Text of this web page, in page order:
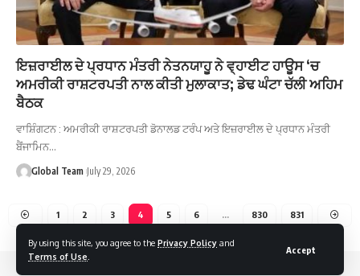
By using this site, you agree to the Privacy Policy and
Terms of Use
Accept
ਇਜ਼ਰਾਈਲ ਦੇ ਪ੍ਰਧਾਨ ਮੰਤਰੀ ਨੇਤਨਯਾਹੂ ਨੇ ਵ੍ਹਾਈਟ ਹਾਊਸ ‘ਚ
ਅਮਰੀਕੀ ਰਾਸ਼ਟਰਪਤੀ ਨਾਲ ਕੀਤੀ ਮੁਲਾਕਾਤ; ਡੇਢ ਘੰਟਾ ਚੱਲੀ ਅਹਿਮ
ਬੈਠਕ
ਵਾਸ਼ਿੰਗਟਨ : ਅਮਰੀਕੀ ਰਾਸ਼ਟਰਪਤੀ ਡੋਨਾਲਡ ਟਰੰਪ ਅਤੇ ਇਜ਼ਰਾਈਲ ਦੇ ਪ੍ਰਧਾਨ ਮੰਤਰੀ
ਬੈਂਜਾਮਿਨ…
Global Team July 29, 2026
1 2 3 4 5 6 … 830 831